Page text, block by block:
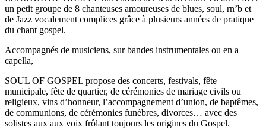
un petit groupe de 8 chanteuses amoureuses de blues, soul, rn’b et
de Jazz vocalement complices grâce à plusieurs années de pratique
du chant gospel.
Accompagnés de musiciens, sur bandes instrumentales ou en a
capella,
SOUL OF GOSPEL propose des concerts, festivals, fête
municipale, fête de quartier, de cérémonies de mariage civils ou
religieux, vins d’honneur, l’accompagnement d’union, de baptêmes,
de communions, de cérémonies funèbres, divorces… avec des
solistes aux aux voix frôlant toujours les origines du Gospel.